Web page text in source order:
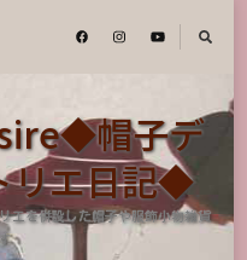
帽子デ
リエ日記◆
エを併設した帽子や服飾小物雑貨